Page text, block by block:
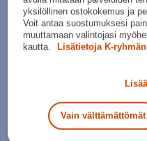
Salomon
Norm. hinta:120€
30pv alin hinta: 99,95€
yksilöllinen ostokokemus ja
Voit antaa suostumuksesi
muuttamaan valintojasi
kautta.
Lisätietoja K-
Vain välttämättömät